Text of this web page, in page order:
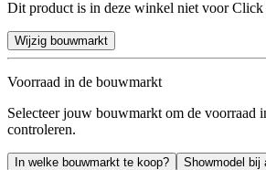
Dit product is in deze winkel niet voor Click
Wijzig bouwmarkt
Voorraad in de bouwmarkt
Selecteer jouw bouwmarkt om de voorraad
controleren.
In welke bouwmarkt te koop? Showmodel bij